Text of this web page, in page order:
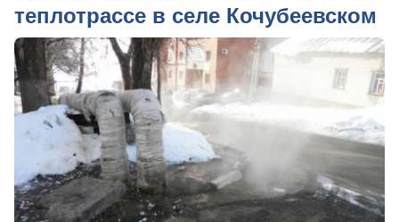
теплотрассе в селе Кочубеевском